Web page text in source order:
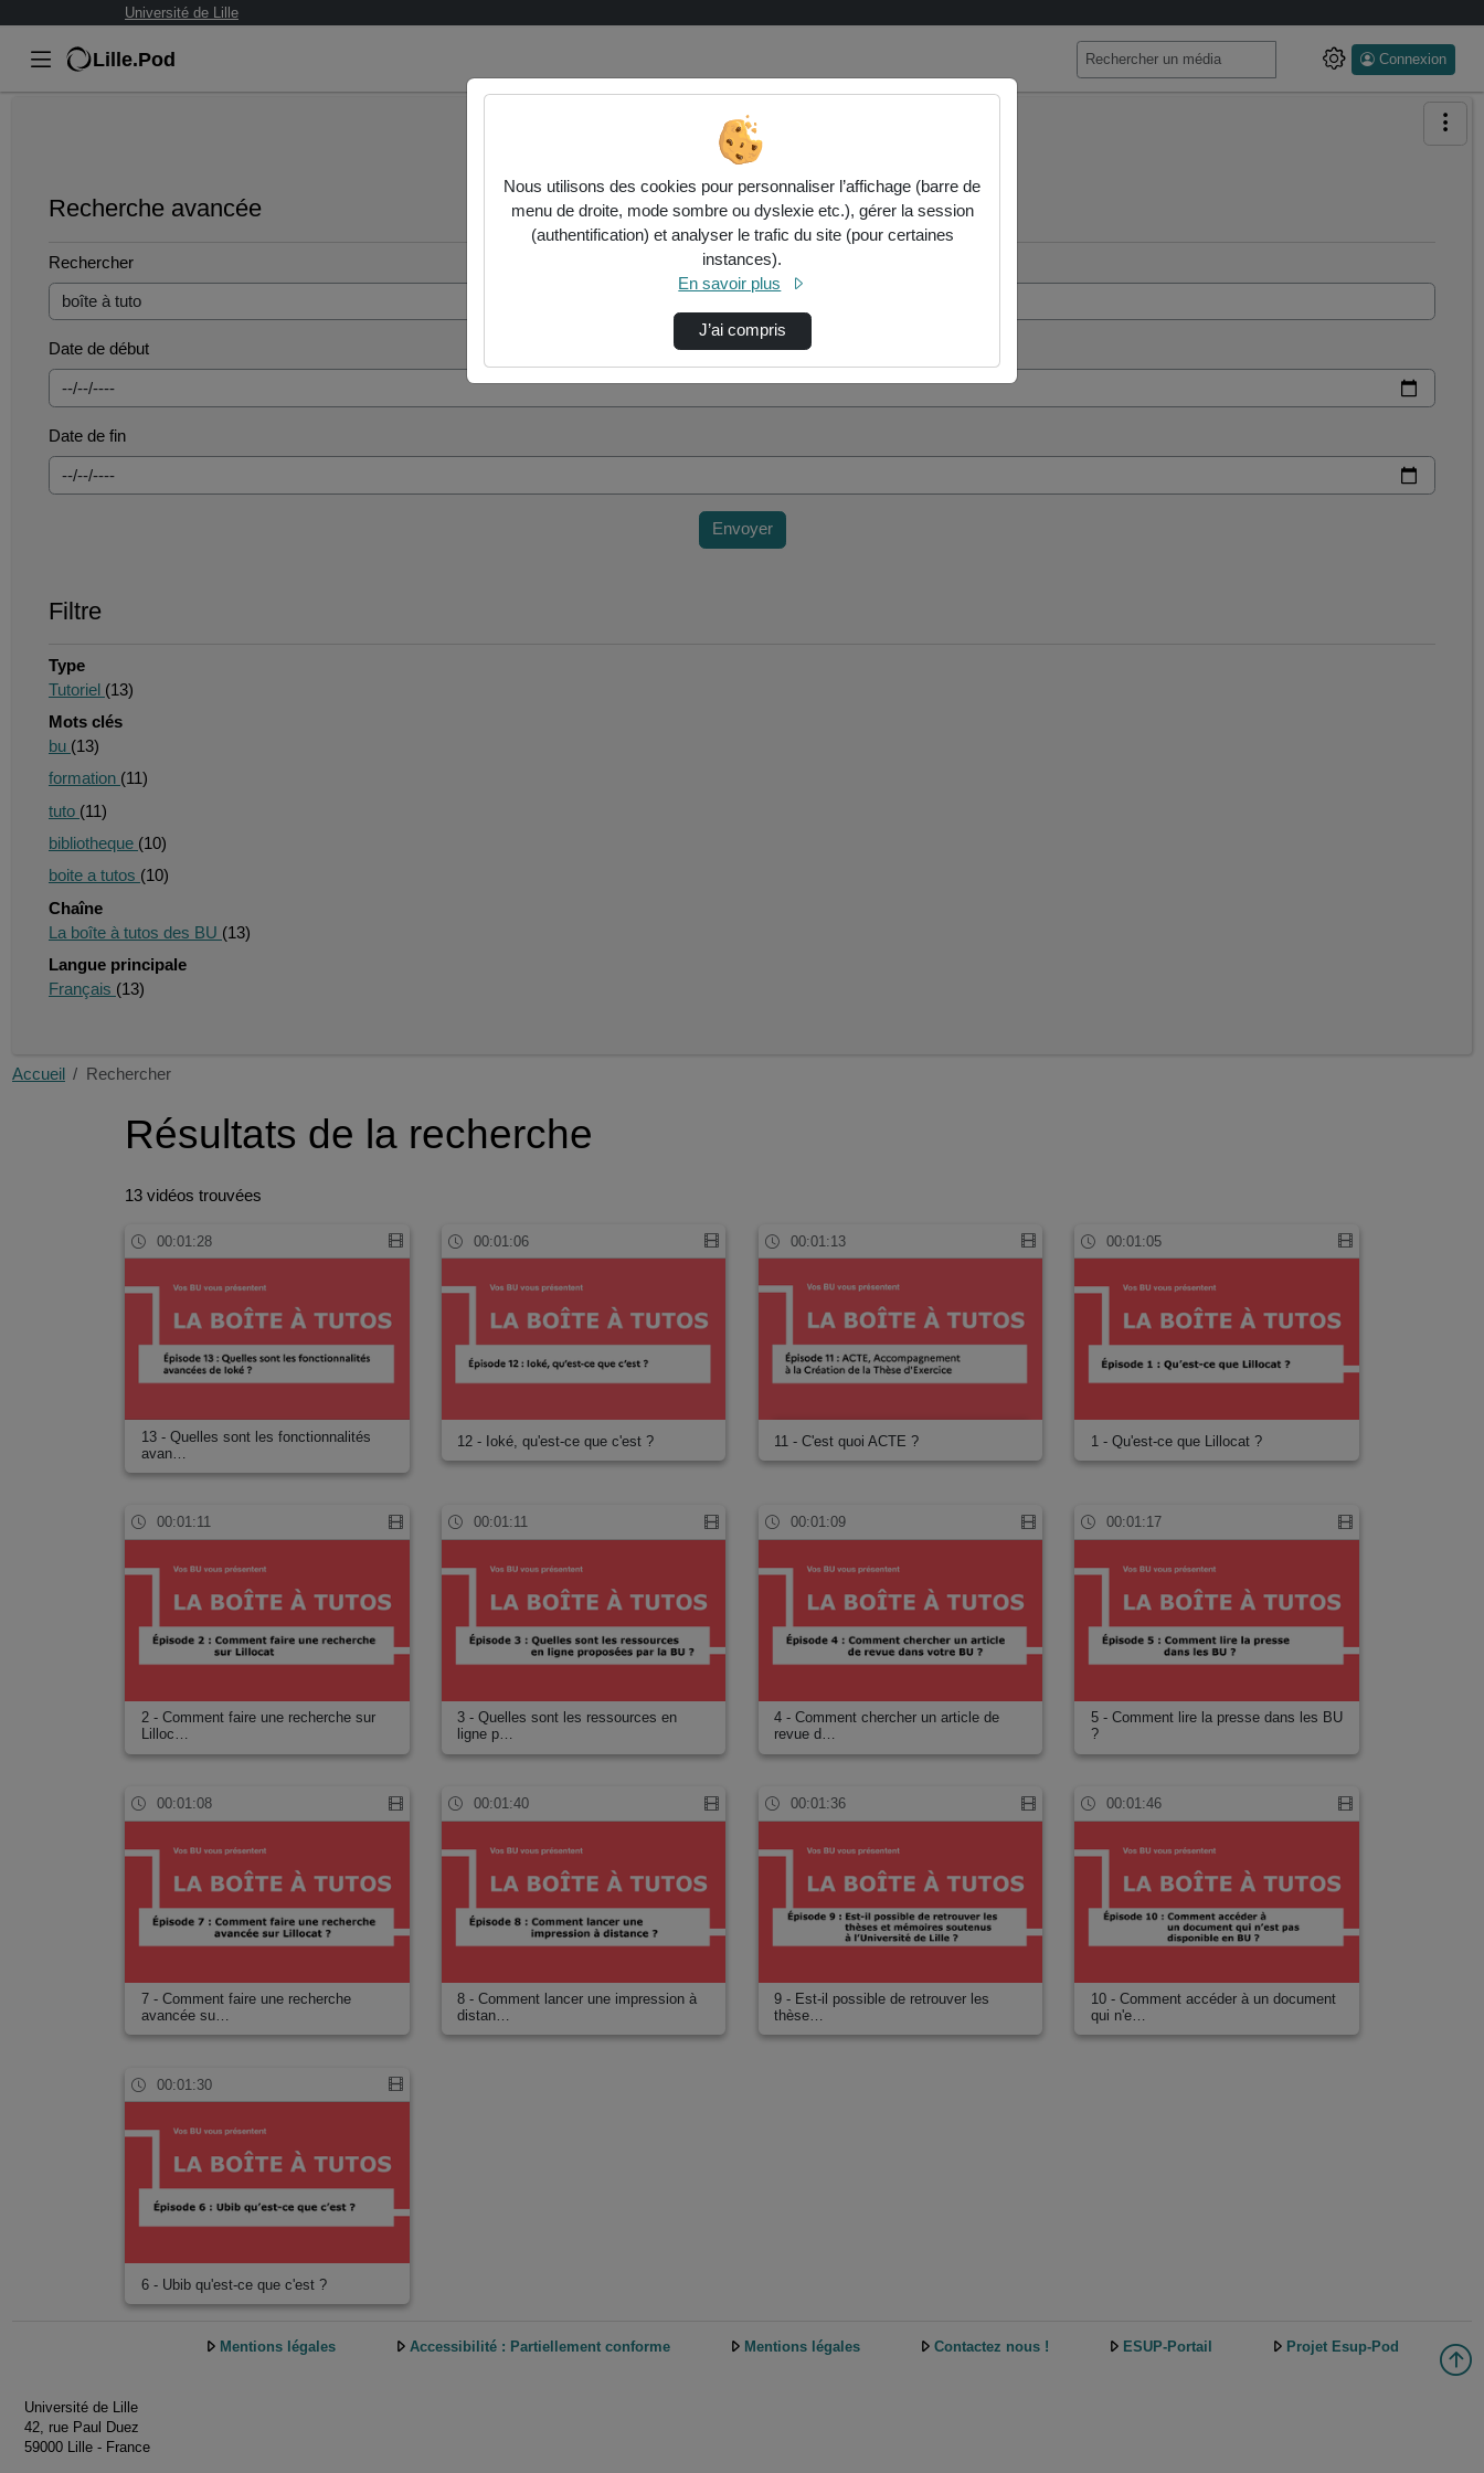
Université de Lille
Lille.Pod Connexion
Recherche avancée
Rechercher
Date de début
Date de fin
Envoyer
Filtre
Type
Tutoriel (13)
Mots clés
bu (13)
formation (11)
tuto (11)
bibliotheque (10)
boite a tutos (10)
Chaîne
La boîte à tutos des BU (13)
Langue principale
Français (13)
Accueil Rechercher
Résultats de la recherche
13 vidéos trouvées
00:01:28
13 - Quelles sont les fonctionnalités
avan…
00:01:06
12 - Ioké, qu'est-ce que c'est ?
00:01:13
11 - C'est quoi ACTE ?
00:01:05
1 - Qu'est-ce que Lillocat ?
00:01:11
2 - Comment faire une recherche sur
Lilloc…
00:01:11
3 - Quelles sont les ressources en
ligne p…
00:01:09
4 - Comment chercher un article de
revue d…
00:01:17
5 - Comment lire la presse dans les BU
?
00:01:08
7 - Comment faire une recherche
avancée su…
00:01:40
8 - Comment lancer une impression à
distan…
00:01:36
9 - Est-il possible de retrouver les
thèse…
00:01:46
10 - Comment accéder à un document
qui n'e…
00:01:30
6 - Ubib qu'est-ce que c'est ?
Université de Lille
42, rue Paul Duez
59000 Lille - France
Mentions légales Accessibilité : Partiellement conforme Mentions légales Contactez nous ! ESUP-Portail Projet Esup-Pod
Nous utilisons des cookies pour personnaliser l’affichage (barre de
menu de droite, mode sombre ou dyslexie etc.), gérer la session
(authentification) et analyser le trafic du site (pour certaines
instances).
En savoir plus
J’ai compris